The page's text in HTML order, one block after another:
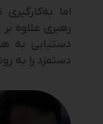
اما
رهبری علاوه
دستیابی به
دستمزد را به